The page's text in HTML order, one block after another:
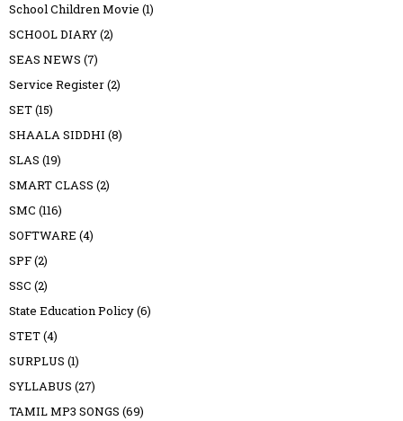
School Children Movie (1)
SCHOOL DIARY(2)
SEAS NEWS (7)
Service Register(2)
SET(15)
SHAALA SIDDHI (8)
SLAS (19)
SMART CLASS (2)
SMC (116)
SOFTWARE (4)
SPF(2)
SSC (2)
State Education Policy(6)
STET(4)
SURPLUS (1)
SYLLABUS (27)
TAMIL MP3 SONGS (69)